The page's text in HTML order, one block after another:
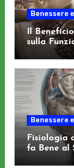
Benessere
Il
sulla
Benessere
Fisiologia
fa Bene al